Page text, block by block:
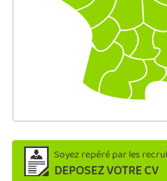
Soyez repéré par les
DEPOSEZ VOTRE CV